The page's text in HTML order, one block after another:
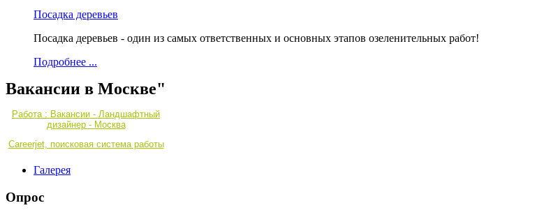
Посадка деревьев
Посадка деревьев - один из самых ответственных и основных этапов озеленительных работ!
Подробнее ...
Вакансии в Москве"
Работа : Вакансии - Ландшафтный
дизайнер - Москва
Careerjet, поисковая система работы
Галерея
Опрос